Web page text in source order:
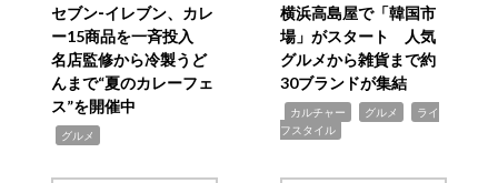
セブン‐イレブン、カレ
ー15商品を一斉投入
名店監修から冷製うど
んまで“夏のカレーフェ
ス”を開催中
グルメ
横浜高島屋で「韓国市
場」がスタート 人気
グルメから雑貨まで約
30ブランドが集結
カルチャー グルメ
ライ
フスタイル